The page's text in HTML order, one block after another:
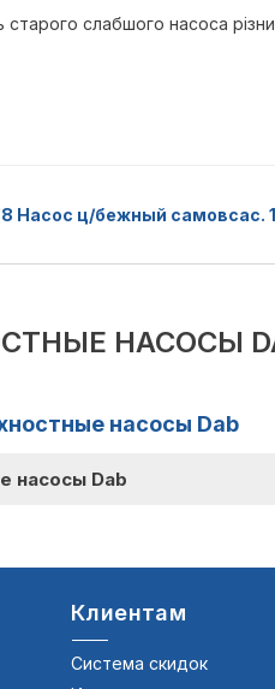
старого слабшого насоса
Насос ц/бежный самовсас.
НАСОСЫ
насосы Dab
насосы Dab
Клиентам
Система скидок